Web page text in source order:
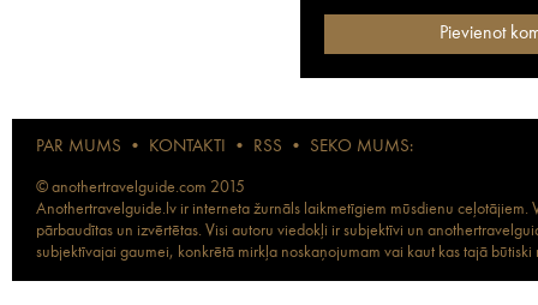
PAR MUMS • KONTAKTI • RSS • SEKO MUMS:
© anothertravelguide.com 2015
Anothertravelguide.lv ir interneta žurnāls laikmetīgiem mūsdienu
pārbaudītas un izvērtētas. Visi autoru viedokļi ir subjektīvi un
subjektīvajai gaumei, konkrētā mirkļa noskaņojumam vai kaut kas tajā